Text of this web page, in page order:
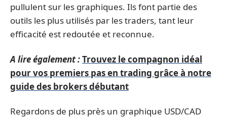
pullulent sur les graphiques. Ils font partie des
outils les plus utilisés par les traders, tant leur
efficacité est redoutée et reconnue.
A lire également :Trouvez le compagnon idéal
pour vos premiers pas en trading grâce à notre
guide des brokers débutant
Regardons de plus près un graphique USD/CAD